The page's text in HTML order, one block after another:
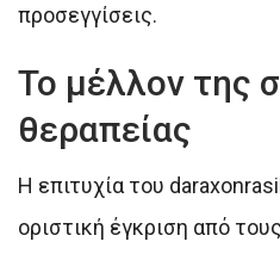
προσεγγίσεις.
Το μέλλον της
θεραπείας
Η επιτυχία του
οριστική έγκριση από